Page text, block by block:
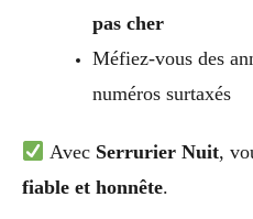
pas cher
Méfiez-vous des
numéros surtaxés
Avec Serrurier Nuit,
fiable et honnête.